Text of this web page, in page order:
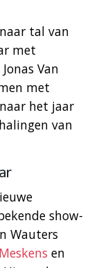
tal van
met
Van
met
het jaar
van
show-
Wauters
en